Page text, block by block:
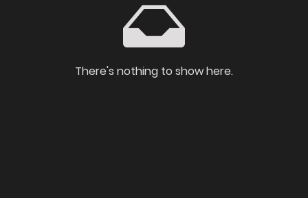
There's nothing to show here.